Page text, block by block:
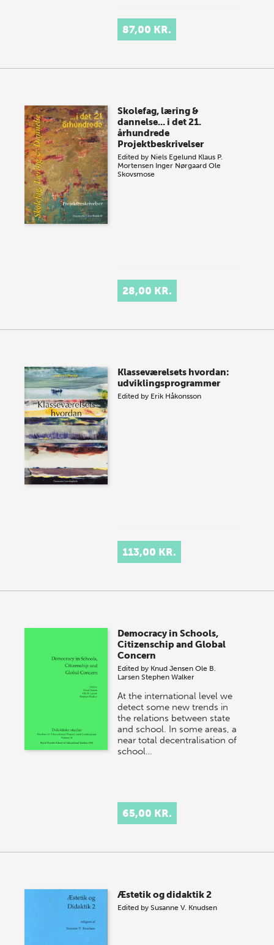
87,00 KR.
Skolefag, læring &
dannelse... i det 21.
århundrede
Projektbeskrivelser
Edited by Niels Egelund Klaus P.
Mortensen Inger Nørgaard Ole
Skovsmose
28,00 KR.
Klasseværelsets hvordan:
udviklingsprogrammer
Edited by Erik Håkonsson
113,00 KR.
Democracy in Schools,
Citizenschip and Global
Concern
Edited by Knud Jensen Ole B.
Larsen Stephen Walker
At the international level we
detect some new trends in
the relations between state
and school. In some areas, a
near total decentralisation of
school…
65,00 KR.
Æstetik og didaktik 2
Edited bySusanne V. Knudsen